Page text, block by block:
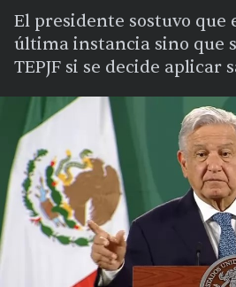
El presidente sostuvo que
última instancia sino que
TEPJF si se decide aplicar